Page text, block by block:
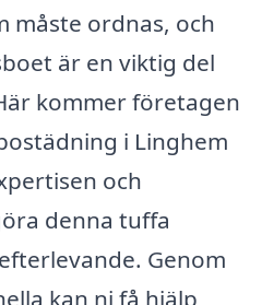
måste ordnas, och
är en viktig del
kommer företagen
i Linghem
och
denna tuffa
Genom
kan ni få hjälp